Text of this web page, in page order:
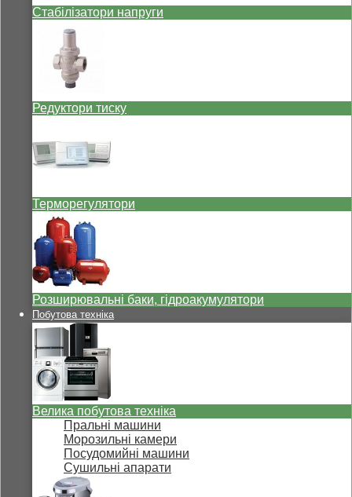
Стабілізатори напруги
Редуктори тиску
Терморегулятори
Розширювальні баки, гідроакумулятори
Побутова техніка
Велика побутова техніка
Пральні машини
Морозильні камери
Посудомийні машини
Сушильні апарати